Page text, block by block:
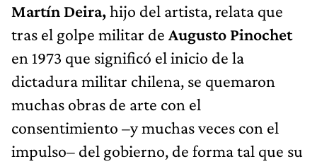
Martín Deira,hijo del artista, relata que
tras el golpe militar de Augusto Pinochet
en 1973 que significó el inicio de la
dictadura militar chilena, se quemaron
muchas obras de arte con el
consentimiento –y muchas veces con el
impulso– del gobierno, de forma tal que su